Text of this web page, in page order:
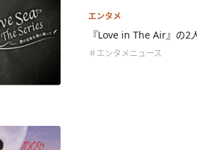
エンタメ
『Love in The Air』の2
＃エンタメニュース